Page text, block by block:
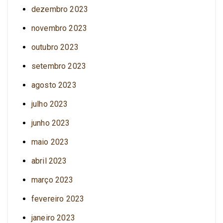
dezembro 2023
novembro 2023
outubro 2023
setembro 2023
agosto 2023
julho 2023
junho 2023
maio 2023
abril 2023
março 2023
fevereiro 2023
janeiro 2023